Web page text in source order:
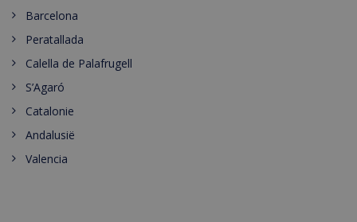
Barcelona
Peratallada
Calella de Palafrugell
S’Agaró
Catalonie
Andalusië
Valencia